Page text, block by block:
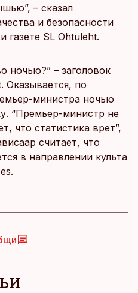
– сказал
и безопасности
газете SL Ohtuleht.
ночью?” – заголовок
Оказывается, по
министра ночью
“Премьер-министр не
что статистика врет”,
считает, что
в направлении культа